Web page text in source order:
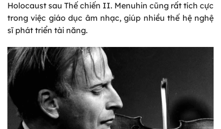
Holocaust sau Thế chiến II. Menuhin cũng rất tích cực
trong việc giáo dục âm nhạc, giúp nhiều thế hệ nghệ
sĩ phát triển tài năng.